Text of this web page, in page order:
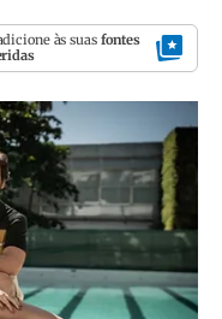
às suas fontes